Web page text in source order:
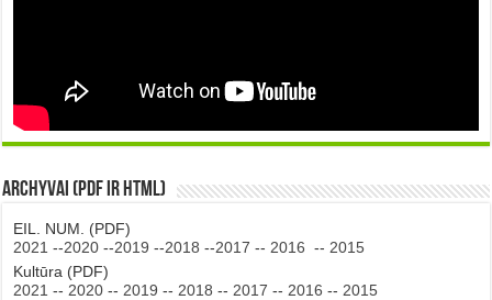
Archyvai (PDF ir HTML)
EIL. NUM. (PDF)
2021 --2020 --2019 --2018 --2017 -- 2016 -- 2015
Kultūra (PDF)
2021 -- 2020 -- 2019 -- 2018 -- 2017 -- 2016 -- 2015